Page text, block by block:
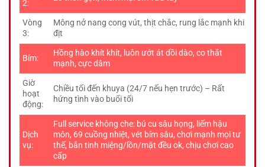
2:
Vòng
3:
Mông nở nang cong vút, thịt chắc, rung lắc mạnh khi
địt
Bím:
Hồng hào khít khít, luôn ướt át dồi dào, co thắt
mạnh, cực dâm
Giờ
hoạt
động:
Chiều tối đến khuya (24/7 nếu hẹn trước) – Rất
hứng tình vào buổi tối
Dịch
vụ:
Full service không che: bú cu sâu họng, liếm hậu
môn, 69 cuồng nhiệt, vét bím sâu, chơi mạnh mọi tư
thế, bắn tinh miệng/lồn/mặt đều ok, chịu chơi cao
cấp